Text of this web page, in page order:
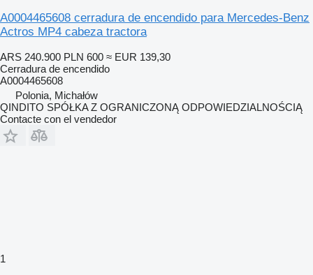
A0004465608 cerradura de encendido para Mercedes-Benz
Actros MP4 cabeza tractora
ARS 240.900 PLN 600 ≈ EUR 139,30
Cerradura de encendido
A0004465608
Polonia, Michałów
QINDITO SPÓŁKA Z OGRANICZONĄ ODPOWIEDZIALNOŚCIĄ
Contacte con el vendedor
1